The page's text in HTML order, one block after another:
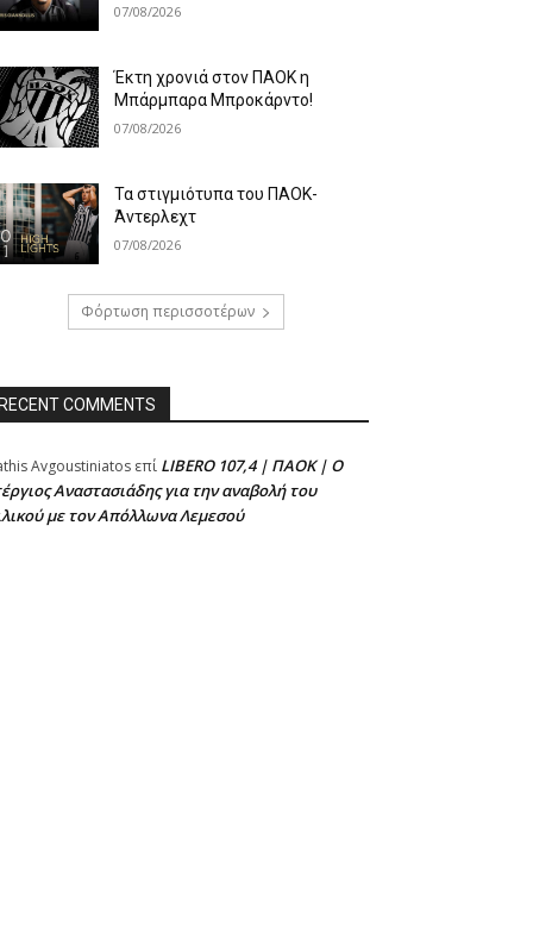
07/08/2026
Έκτη χρονιά στον ΠΑΟΚ η
Μπάρμπαρα Μπροκάρντο!
07/08/2026
Τα στιγμιότυπα του ΠΑΟΚ-
Άντερλεχτ
07/08/2026
Φόρτωση περισσοτέρων
COMMENTS
Avgoustiniatos επί LIBERO 107,4 | ΠΑΟΚ | Ο
Αναστασιάδης για την αναβολή του
με τον Απόλλωνα Λεμεσού